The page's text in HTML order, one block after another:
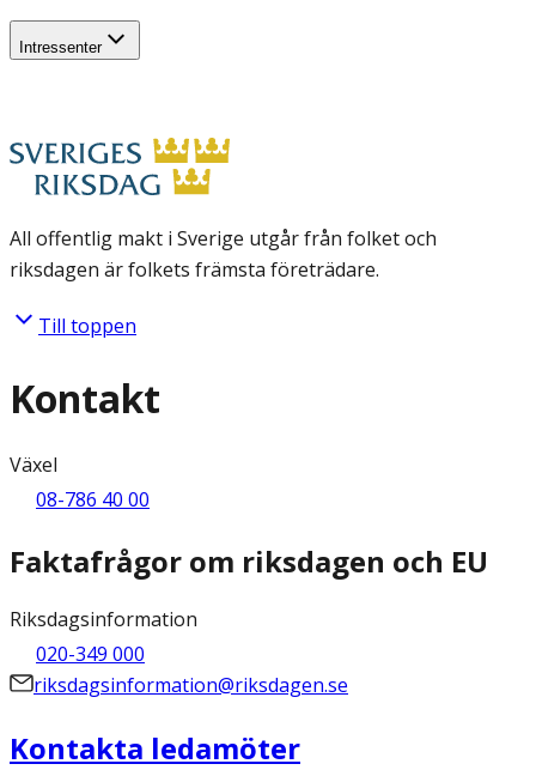
Intressenter
All offentlig makt i Sverige utgår från folket och
riksdagen är folkets främsta företrädare.
Till toppen
Kontakt
Växel
08-786 40 00
Faktafrågor om riksdagen och EU
Riksdagsinformation
020-349 000
riksdagsinformation@riksdagen.se
Kontakta ledamöter